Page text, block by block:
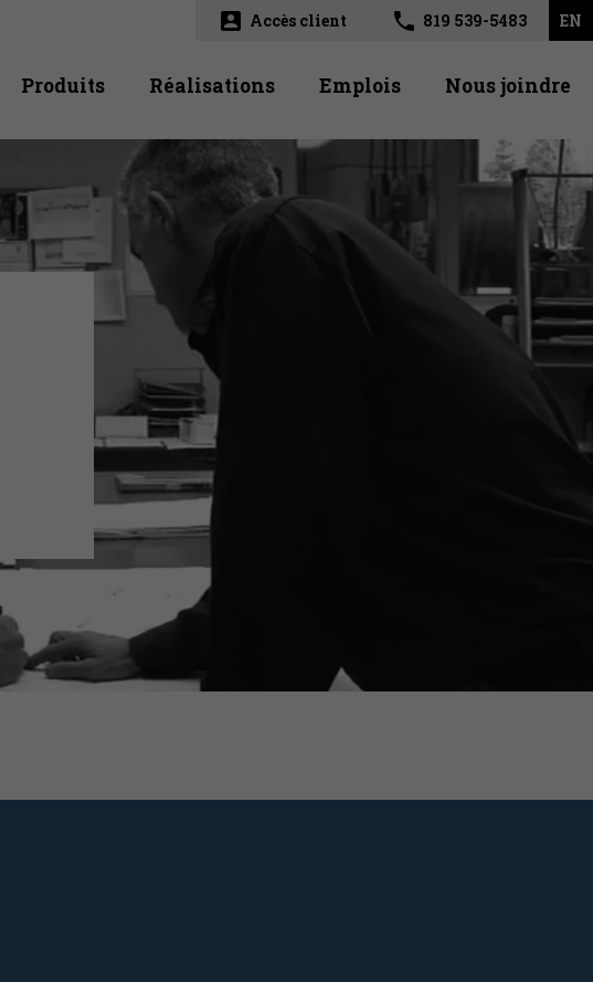
account_box Accès client phone 819 539-5483 EN
Produits Réalisations Emplois Nous joindre